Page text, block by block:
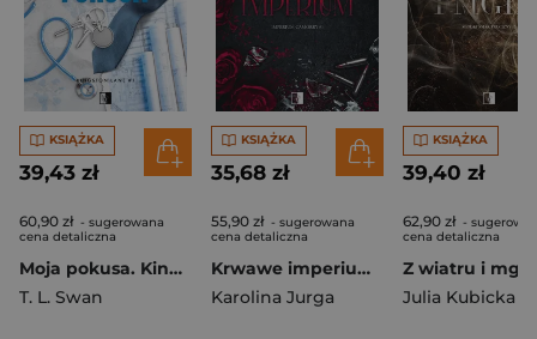
KSIĄŻKA
39,43 zł
60,90 zł - sugerowana
cena detaliczna
Moja pokusa. Kingston Lane Tom 1
T. L. Swan
KSIĄŻKA
35,68 zł
55,90 zł - sugerowana
cena detaliczna
Krwawe imperium. Imperium Camorry. Tom 1
Karolina Jurga
KSIĄŻKA
39,40 zł
62,90 zł -
cena detaliczna
Julia Kubicka